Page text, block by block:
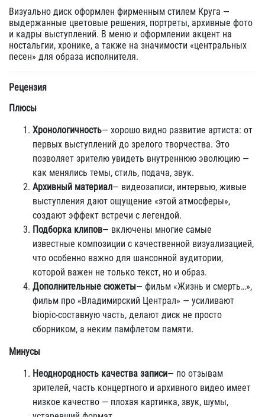
Визуально диск оформлен фирменным стилем Круга —
выдержанные цветовые решения, портреты, архивные фото
и кадры выступлений. В меню и оформлении акцент на
ностальгии, хронике, а также на значимости «центральных
песен» для образа исполнителя.
Рецензия
Плюсы
Хронологичность— хорошо видно развитие артиста: от
первых выступлений до зрелого творчества. Это
позволяет зрителю увидеть внутреннюю эволюцию —
как менялись темы, стиль, подача, звук.
Архивный материал— видеозаписи, интервью, живые
выступления дают ощущение «этой атмосферы»,
создают эффект встречи с легендой.
Подборка клипов— включены многие самые
известные композиции с качественной визуализацией,
что особенно важно для шансонной аудитории,
которой важен не только текст, но и образ.
Дополнительные сюжеты— фильм «Жизнь и смерть…»,
фильм про «Владимирский Централ» — усиливают
biopic-составную часть, делают диск не просто
сборником, а неким памфлетом памяти.
Минусы
Неоднородность качества записи— по отзывам
зрителей, часть концертного и архивного видео имеет
низкое качество — плохая картинка, звук, шумы,